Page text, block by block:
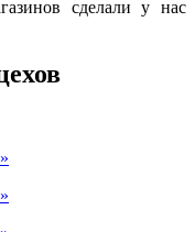
сделали у нас